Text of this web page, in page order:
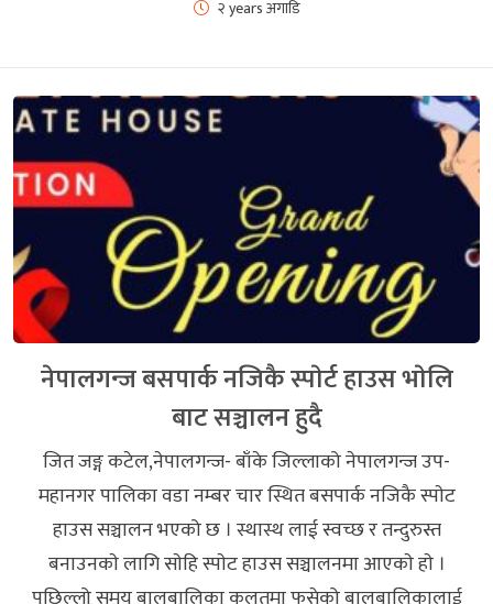
२ years अगाडि
नेपालगन्ज बसपार्क नजिकै स्पाेर्ट हाउस भाेलि
बाट सञ्चालन हुदै
जित जङ्ग कटेल,नेपालगन्ज- बाँके जिल्लाको नेपालगन्ज उप-
महानगर पालिका वडा नम्बर चार स्थित बसपार्क नजिकै स्पाेट
हाउस सञ्चालन भएको छ । स्थास्थ लाई स्वच्छ र तन्दुरुस्त
बनाउनकाे लागि साेहि स्पाेट हाउस सञ्चालनमा आएकाे हाे ।